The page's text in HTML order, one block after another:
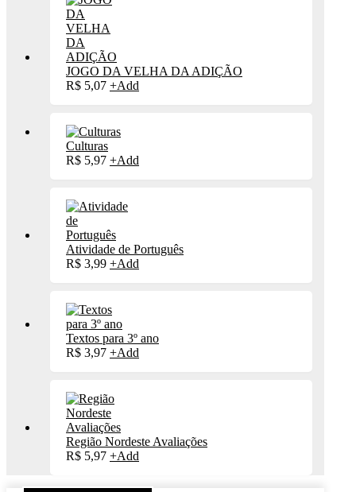
JOGO DA VELHA DA ADIÇÃO
R$ 5,07 +Add
Culturas
R$ 5,97 +Add
Atividade de Português
R$ 3,99 +Add
Textos para 3º ano
R$ 3,97 +Add
Região Nordeste Avaliações
R$ 5,97 +Add